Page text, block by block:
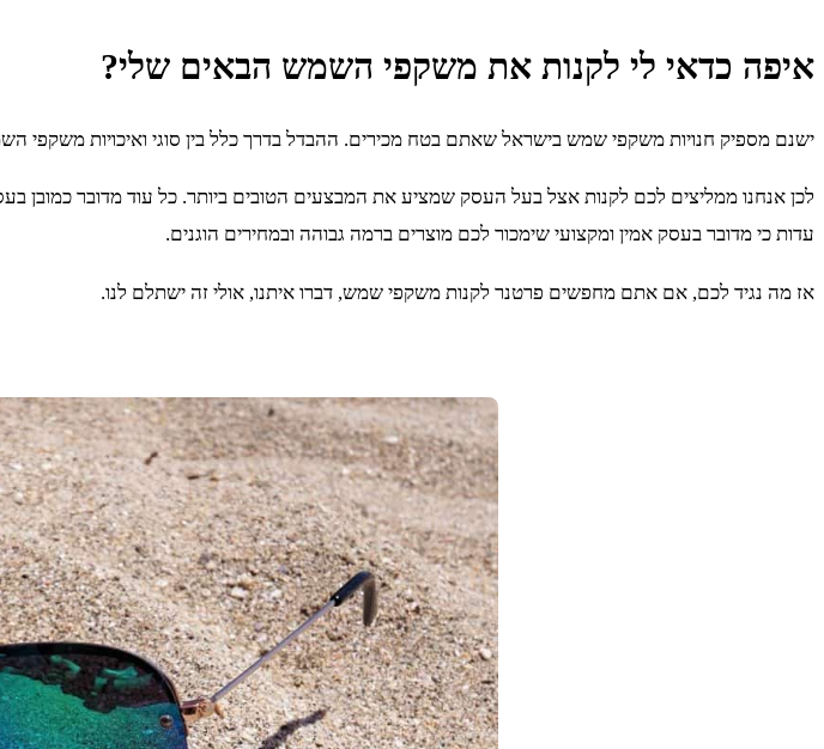
איפה כדאי לי לקנות את משקפי השמש הבאים שלי?
ישנם מספיק חנויות משקפי שמש בישראל שאתם בטח מכירים. ההבדל בדרך כלל בין סוגי ואיכויות משקפי
לכן אנחנו ממליצים לכם לקנות אצל בעל העסק שמציע את המבצעים הטובים ביותר. כל עוד מדובר כמובן
עדות כי מדובר בעסק אמין ומקצועי שימכור לכם מוצרים ברמה גבוהה ובמחירים הוגנים.
אז מה נגיד לכם, אם אתם מחפשים פרטנר לקנות משקפי שמש, דברו איתנו, אולי זה ישתלם לנו.